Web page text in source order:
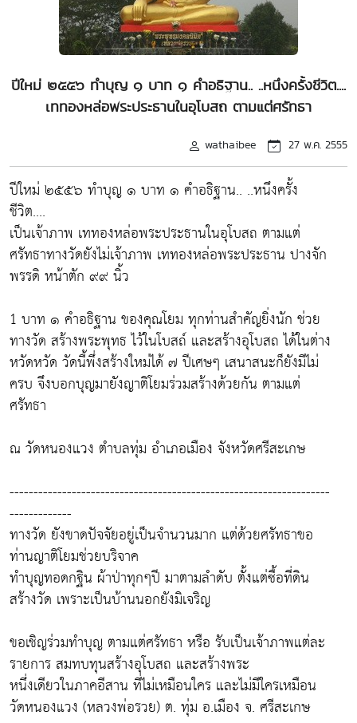
ปีใหม่ ๒๕๕๖ ทำบุญ ๑ บาท ๑ คำอธิฐาน.. ..หนึงครั้งชีวิต....
เททองหล่อพระประธานในอุโบสถ ตามแต่ศรัทธา
wathaibee 27 พ.ค. 2555
ปีใหม่ ๒๕๕๖ ทำบุญ ๑ บาท ๑ คำอธิฐาน.. ..หนึงครั้ง
ชีวิต....
เป็นเจ้าภาพ เททองหล่อพระประธานในอุโบสถ ตามแต่
ศรัทธาทางวัดยังไม่เจ้าภาพ เททองหล่อพระประธาน ปางจัก
พรรดิ หน้าตัก ๙๙ นิ้ว
1 บาท ๑ คำอธิฐาน ของคุณโยม ทุกท่านสำคัญยิ่งนัก ช่วย
ทางวัด สร้างพระพุทธ ไว้ในโบสถ์ และสร้างอุโบสถ ได้ในต่าง
หวัดหวัด วัดนี้พึ่งสร้างใหม่ได้ ๗ ปีเศษๆ เสนาสนะก็ยังมีไม่
ครบ จึงบอกบุญมายังญาติโยมร่วมสร้างด้วยกัน ตามแต่
ศรัทธา
ณ วัดหนองแวง ตำบลทุ่ม อำเภอเมือง จังหวัดศรีสะเกษ
-------------------------------------------------------------------
-------------
ทางวัด ยังขาดปัจจัยอยู่เป็นจำนวนมาก แต่ด้วยศรัทธาขอ
ท่านญาติโยมช่วยบริจาค
ทำบุญทอดกฐิน ผ้าป่าทุกๆปี มาตามลำดับ ตั้งแต่ซื้อที่ดิน
สร้างวัด เพราะเป็นบ้านนอกยังมิเจริญ
ขอเชิญร่วมทำบุญ ตามแต่ศรัทธา หรือ รับเป็นเจ้าภาพแต่ละ
รายการ สมทบทุนสร้างอุโบสถ และสร้างพระ
หนึ่งเดียวในภาคอีสาน ที่ไม่เหมือนใคร และไม่มีใครเหมือน
วัดหนองแวง (หลวงพ่อรวย) ต. ทุ่ม อ.เมือง จ. ศรีสะเกษ